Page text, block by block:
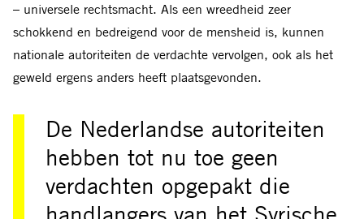
– universele rechtsmacht. Als een wreedheid zeer
schokkend en bedreigend voor de mensheid is, kunnen
nationale autoriteiten de verdachte vervolgen, ook als het
geweld ergens anders heeft plaatsgevonden.
De Nederlandse autoriteiten
hebben tot nu toe geen
verdachten opgepakt die